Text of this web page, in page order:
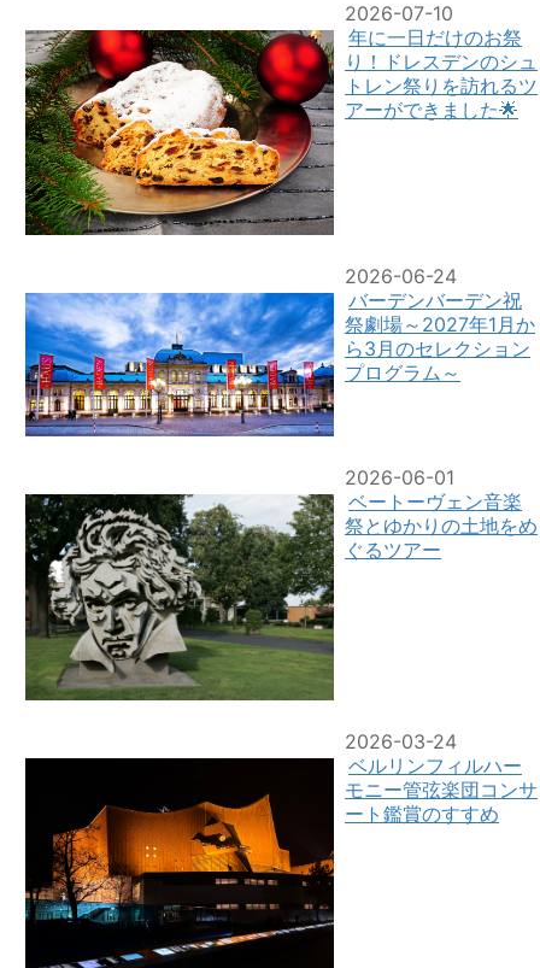
2026-07-10
年に一日だけのお祭
り！ドレスデンのシュ
トレン祭りを訪れるツ
アーができました🌟
2026-06-24
バーデンバーデン祝
祭劇場～2027年1月か
ら3月のセレクション
プログラム～
2026-06-01
ベートーヴェン音楽
祭とゆかりの土地をめ
ぐるツアー
2026-03-24
ベルリンフィルハー
モニー管弦楽団コンサ
ート鑑賞のすすめ